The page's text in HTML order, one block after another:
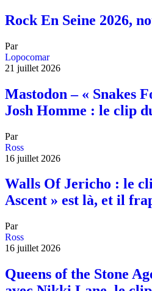
Rock En Seine 2026,
Par
Lopocomar
21 juillet 2026
Mastodon – « Snakes
Josh Homme : le clip
Par
Ross
16 juillet 2026
Walls Of Jericho : le
Ascent » est là, et il
Par
Ross
16 juillet 2026
Queens of the Stone